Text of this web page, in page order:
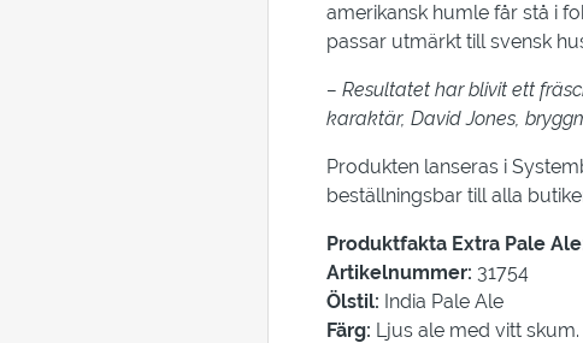
amerikansk humle får stå i
passar utmärkt till svensk
– Resultatet har blivit ett
karaktär, David Jones,
Produkten lanseras i
beställningsbar till alla
Produktfakta Extra Pale
Artikelnummer: 31754
Ölstil: India Pale Ale
Färg: Ljus ale med vitt skum.